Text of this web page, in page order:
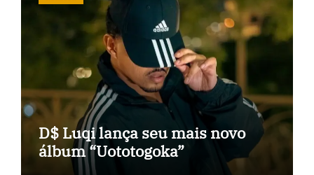
D$ Luqi lança seu mais novo
álbum “Uototogoka”